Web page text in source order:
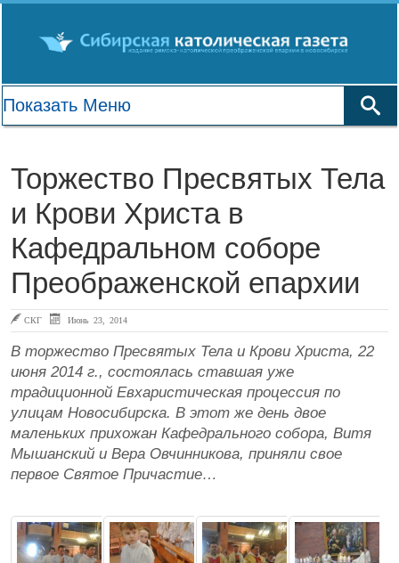
Торжество Пресвятых Тела
и Крови Христа в
Кафедральном соборе
Преображенской епархии
СКГ Июнь 23, 2014
В торжество Пресвятых Тела и Крови Христа, 22
июня 2014 г., состоялась ставшая уже
традиционной Евхаристическая процессия по
улицам Новосибирска. В этот же день двое
маленьких прихожан Кафедрального собора, Витя
Мышанский и Вера Овчинникова, приняли свое
первое Святое Причастие…